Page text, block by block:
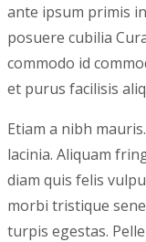
ante ipsum primis
posuere cubilia
commodo id
et purus facilisis
Etiam a nibh
lacinia. Aliquam
diam quis felis
morbi tristique
turpis egestas.